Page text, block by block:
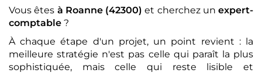
Vous êtes à Roanne (42300) et cherchez un expert-
comptable ?
À chaque étape d'un projet, un point revient : la
meilleure stratégie n'est pas celle qui paraît la plus
sophistiquée, mais celle qui reste lisible et